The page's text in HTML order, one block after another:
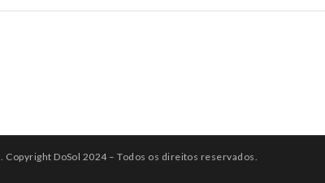
. Copyright DoSol 2024 – Todos os direitos reservados.